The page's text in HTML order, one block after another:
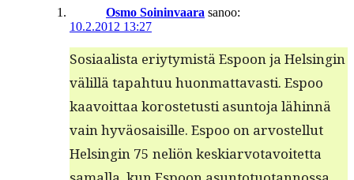
Osmo Soininvaara sanoo:
10.2.2012 13:27
Sosi­aal­ista eriy­tymistä Espoon ja Helsin­gin
välil­lä tapah­tuu huon­mat­tavasti. Espoo
kaavoit­taa koroste­tusti asun­to­ja lähin­nä
vain hyväo­saisille. Espoo on arvostel­lut
Helsin­gin 75 neliön keskiar­votavoitet­ta